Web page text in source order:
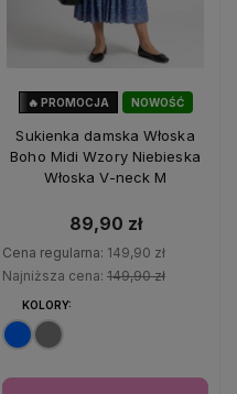
NOWOŚĆ
🔥 PROMOCJA
Sukienka damska Włoska
Boho Midi Wzory Niebieska
Włoska V-neck M
89,90 zł
Cena regularna: 149,90 zł
Najniższa cena: 149,90 zł
KOLORY: